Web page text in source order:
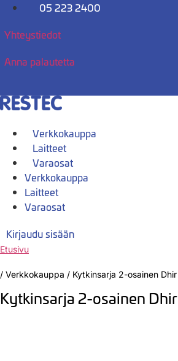
Mene
05 223 2400
Yhteystiedot
Anna palautetta
Verkkokauppa
Laitteet
Varaosat
Verkkokauppa
Laitteet
Varaosat
Kirjaudu sisään
Etusivu
/ Verkkokauppa / Kytkinsarja 2-osainen Dhir
Kytkinsarja 2-osainen Dhir